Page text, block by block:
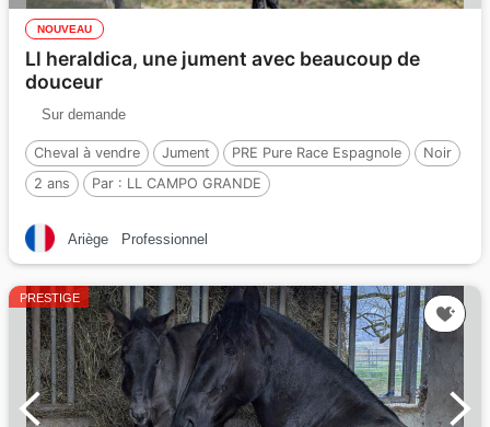
NOUVEAU
Ll heraldica, une jument avec beaucoup de
douceur
Sur demande
Cheval à vendre Jument PRE Pure Race Espagnole
Noir
2 ans
Par : LL CAMPO GRANDE
Ariège Professionnel
PRESTIGE